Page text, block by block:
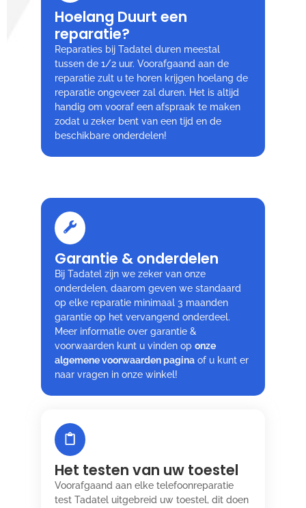
Hoelang Duurt een
reparatie?
Reparaties bij Tadatel duren meestal
tussen de 1/2 uur. Voorafgaand aan de
reparatie zult u te horen krijgen hoelang de
reparatie ongeveer zal duren. Het is altijd
handig om vooraf een afspraak te maken
zodat u zeker bent van een tijd en de
beschikbare onderdelen!
Garantie & onderdelen
Bij Tadatel zijn we zeker van onze
onderdelen, daarom geven we standaard
op elke reparatie minimaal 3 maanden
garantie op het vervangend onderdeel.
Meer informatie over garantie &
voorwaarden kunt u vinden op onze
algemene voorwaarden pagina of u kunt er
naar vragen in onze winkel!
Het testen van uw toestel
Voorafgaand aan elke telefoonreparatie
test Tadatel uitgebreid uw toestel, dit doen